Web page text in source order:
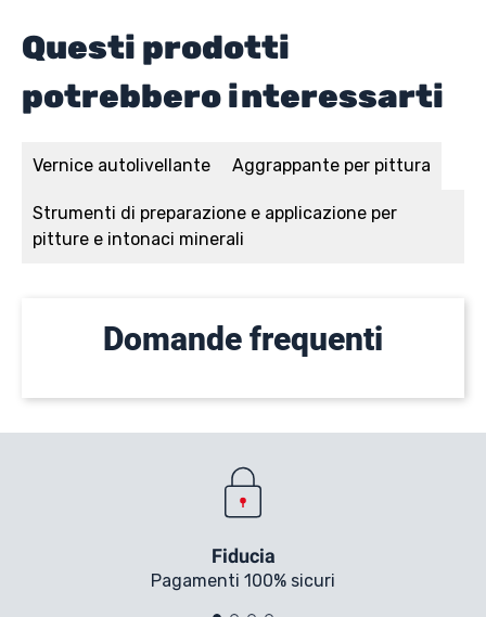
Questi prodotti
potrebbero interessarti
Vernice autolivellante Aggrappante per pittura
Strumenti di preparazione e applicazione per
pitture e intonaci minerali
Domande frequenti
Fiducia
Pagamenti 100% sicuri